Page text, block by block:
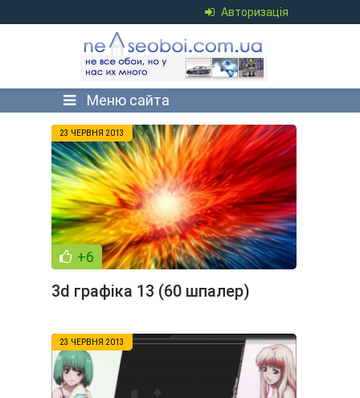
Авторизація
Меню сайта
23 ЧЕРВНЯ 2013
+6
3d графіка 13 (60 шпалер)
23 ЧЕРВНЯ 2013